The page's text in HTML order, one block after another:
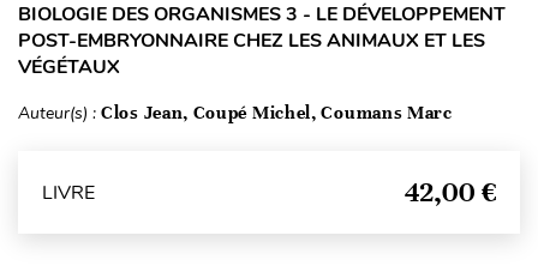
BIOLOGIE DES ORGANISMES 3 - LE DÉVELOPPEMENT
POST-EMBRYONNAIRE CHEZ LES ANIMAUX ET LES
VÉGÉTAUX
Auteur(s) : Clos Jean, Coupé Michel, Coumans Marc
LIVRE 42,00 €